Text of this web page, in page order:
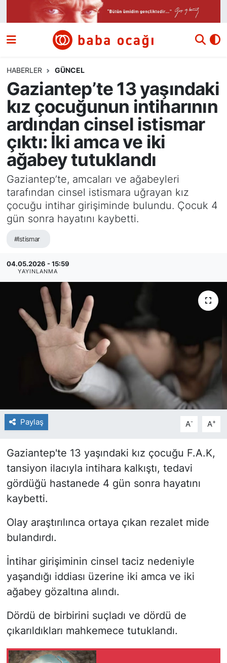
HABERLER GÜNCEL
Gaziantep’te 13 yaşındaki
kız çocuğunun intiharının
ardından cinsel istismar
çıktı: İki amca ve iki
ağabey tutuklandı
Gaziantep’te, amcaları ve ağabeyleri
tarafından cinsel istismara uğrayan kız
çocuğu intihar girişiminde bulundu. Çocuk 4
gün sonra hayatını kaybetti.
#Istismar
04.05.2026 - 15:59
YAYINLANMA
Paylaş A- A+
Gaziantep'te 13 yaşındaki kız çocuğu F.A.K,
tansiyon ilacıyla intihara kalkıştı, tedavi
gördüğü hastanede 4 gün sonra hayatını
kaybetti.
Olay araştırılınca ortaya çıkan rezalet mide
bulandırdı.
İntihar girişiminin cinsel taciz nedeniyle
yaşandığı iddiası üzerine iki amca ve iki
ağabey gözaltına alındı.
Dördü de birbirini suçladı ve dördü de
çıkarıldıkları mahkemece tutuklandı.
Siyaset
Ekonomi
Dünya
Kültür ve Sanat
Eğitim
Bilim ve Teknoloji
Yazı Dizisi
Nöbetçi Eczaneler
Hava Durumu
Namaz Vakitleri
Trafik Durumu
Süper Lig Puan Durumu ve Fikstür
Tüm Manşetler
Son Dakika Haberleri
Haber Arşivi